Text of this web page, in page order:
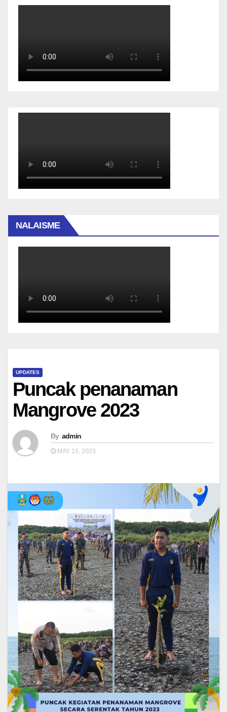
NALAISME
UPDATES
Puncak penanaman
Mangrove 2023
By admin
MAY 15, 2023